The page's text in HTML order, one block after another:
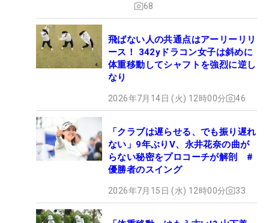
68
飛ばない人の共通点はアーリーリリ
ース！ 342yドラコン女子は斜めに
体重移動してシャフトを強烈に逆し
なり
2026年7月14日 (火) 12時00分 46
「クラブは遅らせる、でも振り遅れ
ない」9年ぶりV、永井花奈の曲が
らない秘密をプロコーチが解剖 #
優勝者のスイング
2026年7月15日 (水) 12時00分 33